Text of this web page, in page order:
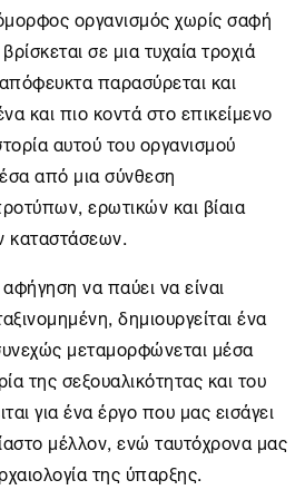
οργανισμός χωρίς σαφή
σε μια τυχαία τροχιά
παρασύρεται και
και πιο κοντά στο επικείμενο
αυτού του οργανισμού
από μια σύνθεση
ερωτικών και βίαια
καταστάσεων.
να παύει να είναι
δημιουργείται ένα
μεταμορφώνεται μέσα
της σεξουαλικότητας και του
για ένα έργο που μας εισάγει
μέλλον, ενώ ταυτόχρονα μας
της ύπαρξης.